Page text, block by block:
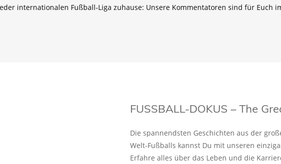
internationalen Fußball-Liga zuhause: Unsere Kommentatoren sind für Euch
FUSSBALL-DOKUS – The
Die spannendsten Geschichten aus der
Welt-Fußballs kannst Du mit unseren
Erfahre alles über das Leben und die